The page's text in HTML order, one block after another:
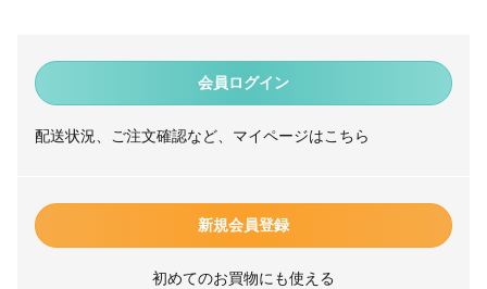
会員ログイン
配送状況、ご注文確認など、マイページはこちら
新規会員登録
初めてのお買物にも使える